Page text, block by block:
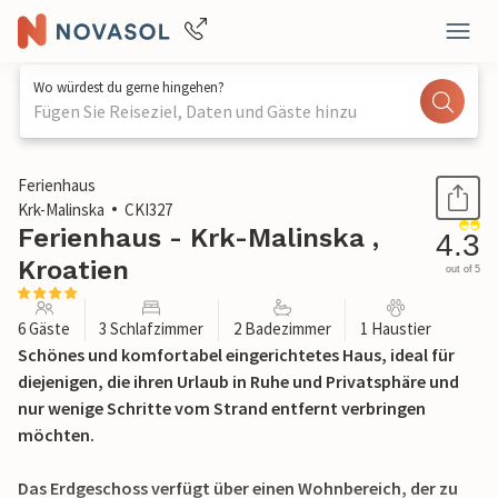
Wo würdest du gerne hingehen?
Fügen Sie Reiseziel, Daten und Gäste hinzu
1 / 34
Ferienhaus
Krk-Malinska
CKI327
Ferienhaus - Krk-Malinska ,
Kroatien
4.3
out of 5
6 Gäste 3 Schlafzimmer 2 Badezimmer 1 Haustier
Schönes und komfortabel eingerichtetes Haus, ideal für
diejenigen, die ihren Urlaub in Ruhe und Privatsphäre und
nur wenige Schritte vom Strand entfernt verbringen
möchten.
Das Erdgeschoss verfügt über einen Wohnbereich, der zu